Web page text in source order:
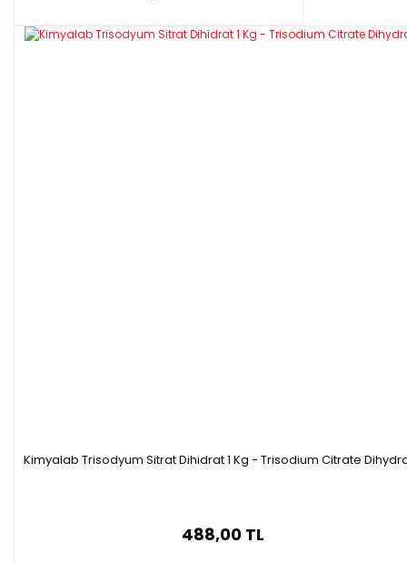
Kimyalab Trisodyum Sitrat Dihidrat 1 Kg - Trisodium Citrate
488,00 TL